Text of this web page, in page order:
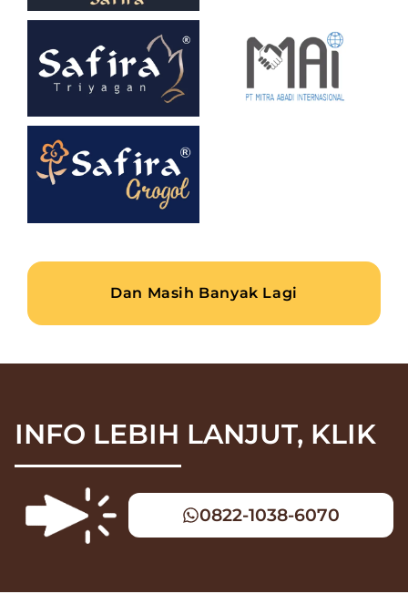
Dan Masih Banyak Lagi
INFO LEBIH LANJUT, KLIK
0822-1038-6070